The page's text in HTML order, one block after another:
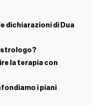
dichiarazioni di Dua
la terapia con
i piani